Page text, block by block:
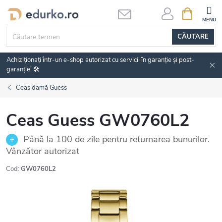
Treci
conținut
CĂUTARE
DE
Achiziționați într-un e-shop autorizat cu servicii în garanție și post-
garanție! 🛠️
Ceas damă Guess
Ceas Guess GW0760L2
Până la 100 de zile pentru returnarea bunurilor.
Vânzător autorizat
Cod: GW0760L2